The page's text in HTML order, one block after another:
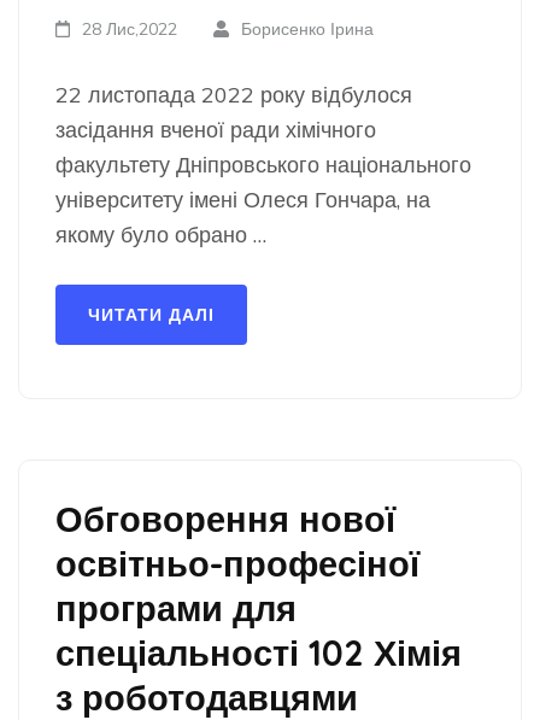
28 Лис,2022 Борисенко Ірина
22 листопада 2022 року відбулося
засідання вченої ради хімічного
факультету Дніпровського національного
університету імені Олеся Гончара, на
якому було обрано …
ЧИТАТИ ДАЛІ
Обговорення нової
освітньо-професіної
програми для
спеціальності 102 Хімія
з роботодавцями